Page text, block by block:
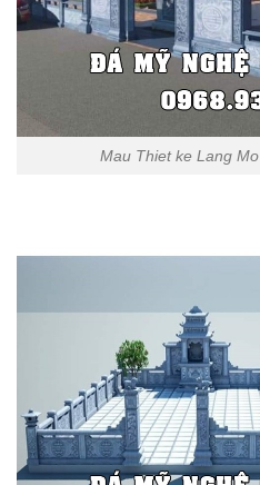
Mau Thiet ke Lang